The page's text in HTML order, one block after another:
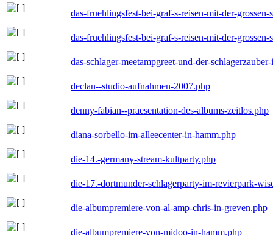
das-fruehlingsfest-bei-graf-s-reisen-mit-der-
das-fruehlingsfest-bei-graf-s-reisen-mit-der-
das-schlager-meetampgreet-und-der-
declan--studio-aufnahmen-2007.php
denny-fabian--praesentation-des-albums-zeitlos.php
diana-sorbello-im-alleecenter-in-hamm.php
die-14.-germany-stream-kultparty.php
die-17.-dortmunder-schlagerparty-im-revierpark-
die-albumpremiere-von-al-amp-chris-in-greven.php
die-albumpremiere-von-midoo-in-hamm.php